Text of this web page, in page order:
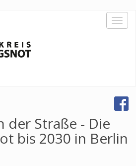
der Straße - Die
bis 2030 in Berlin